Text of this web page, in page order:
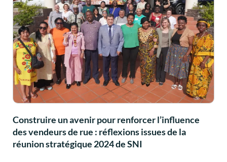
Construire un avenir pour renforcer l’influence
des vendeurs de rue : réflexions issues de la
réunion stratégique 2024 de SNI